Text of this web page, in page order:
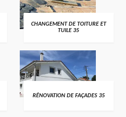
CHANGEMENT DE TOITURE ET
TUILE 35
RÉNOVATION DE FAÇADES 35